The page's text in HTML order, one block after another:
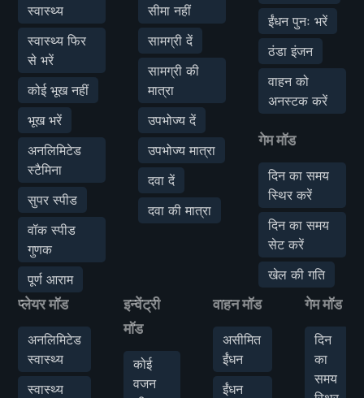
स्वास्थ्य
स्वास्थ्य फिर
से भरें
कोई भूख नहीं
भूख भरें
अनलिमिटेड
स्टैमिना
सुपर स्पीड
वॉक स्पीड
गुणक
पूर्ण आराम
सीमा नहीं
सामग्री दें
सामग्री की
मात्रा
उपभोज्य दें
उपभोज्य मात्रा
दवा दें
दवा की मात्रा
ईंधन पुनः भरें
ठंडा इंजन
वाहन को
अनस्टक करें
गेम मॉड
दिन का समय
स्थिर करें
दिन का समय
सेट करें
खेल की गति
प्लेयर मॉड
अनलिमिटेड
स्वास्थ्य
स्वास्थ्य
इन्वेंट्री
मॉड
कोई
वजन
वाहन मॉड
असीमित
ईंधन
ईंधन
गेम मॉड
दिन
का
समय